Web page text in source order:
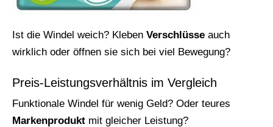
Ist die Windel weich? Kleben Verschlüsse auch
wirklich oder öffnen sie sich bei viel Bewegung?
Preis-Leistungsverhältnis im Vergleich
Funktionale Windel für wenig Geld? Oder teures
Markenprodukt mit gleicher Leistung?